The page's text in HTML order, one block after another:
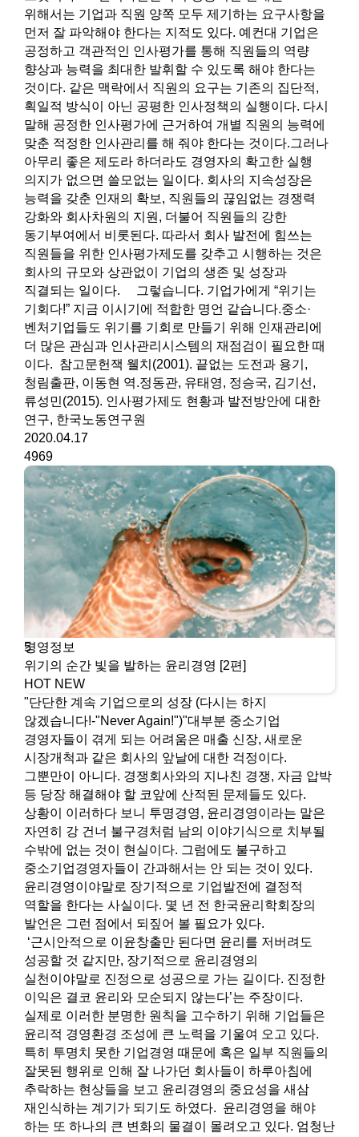
위해서는 기업과 직원 양쪽 모두 제기하는 요구사항을
먼저 잘 파악해야 한다는 지적도 있다. 예컨대 기업은
공정하고 객관적인 인사평가를 통해 직원들의 역량
향상과 능력을 최대한 발휘할 수 있도록 해야 한다는
것이다. 같은 맥락에서 직원의 요구는 기존의 집단적,
획일적 방식이 아닌 공평한 인사정책의 실행이다. 다시
말해 공정한 인사평가에 근거하여 개별 직원의 능력에
맞춘 적정한 인사관리를 해 줘야 한다는 것이다.그러나
아무리 좋은 제도라 하더라도 경영자의 확고한 실행
의지가 없으면 쓸모없는 일이다. 회사의 지속성장은
능력을 갖춘 인재의 확보, 직원들의 끊임없는 경쟁력
강화와 회사차원의 지원, 더불어 직원들의 강한
동기부여에서 비롯된다. 따라서 회사 발전에 힘쓰는
직원들을 위한 인사평가제도를 갖추고 시행하는 것은
회사의 규모와 상관없이 기업의 생존 및 성장과
직결되는 일이다. 그렇습니다. 기업가에게 “위기는
기회다!” 지금 이시기에 적합한 명언 같습니다.중소·
벤처기업들도 위기를 기회로 만들기 위해 인재관리에
더 많은 관심과 인사관리시스템의 재점검이 필요한 때
이다. 참고문헌잭 웰치(2001). 끝없는 도전과 용기,
청림출판, 이동현 역.정동관, 유태영, 정승국, 김기선,
류성민(2015). 인사평가제도 현황과 발전방안에 대한
연구, 한국노동연구원
2020.04.17
4969
경영정보
5
위기의 순간 빛을 발하는 윤리경영 [2편]
HOT NEW
​"단단한 계속 기업으로의 성장 (다시는 하지
않겠습니다!-"Never Again!")"​ 대부분 중소기업
경영자들이 겪게 되는 어려움은 매출 신장, 새로운
시장개척과 같은 회사의 앞날에 대한 걱정이다.
그뿐만이 아니다. 경쟁회사와의 지나친 경쟁, 자금 압박
등 당장 해결해야 할 코앞에 산적된 문제들도 있다.
상황이 이러하다 보니 투명경영, 윤리경영이라는 말은
자연히 강 건너 불구경처럼 남의 이야기식으로 치부될
수밖에 없는 것이 현실이다. 그럼에도 불구하고
중소기업경영자들이 간과해서는 안 되는 것이 있다.
윤리경영이야말로 장기적으로 기업발전에 결정적
역할을 한다는 사실이다. 몇 년 전 한국윤리학회장의
발언은 그런 점에서 되짚어 볼 필요가 있다.
‘근시안적으로 이윤창출만 된다면 윤리를 저버려도
성공할 것 같지만, 장기적으로 윤리경영의
실천이야말로 진정으로 성공으로 가는 길이다. 진정한
이익은 결코 윤리와 모순되지 않는다’는 주장이다.
실제로 이러한 분명한 원칙을 고수하기 위해 기업들은
윤리적 경영환경 조성에 큰 노력을 기울여 오고 있다.
특히 투명치 못한 기업경영 때문에 혹은 일부 직원들의
잘못된 행위로 인해 잘 나가던 회사들이 하루아침에
추락하는 현상들을 보고 윤리경영의 중요성을 새삼
재인식하는 계기가 되기도 하였다. 윤리경영을 해야
하는 또 하나의 큰 변화의 물결이 몰려오고 있다. 엄청난